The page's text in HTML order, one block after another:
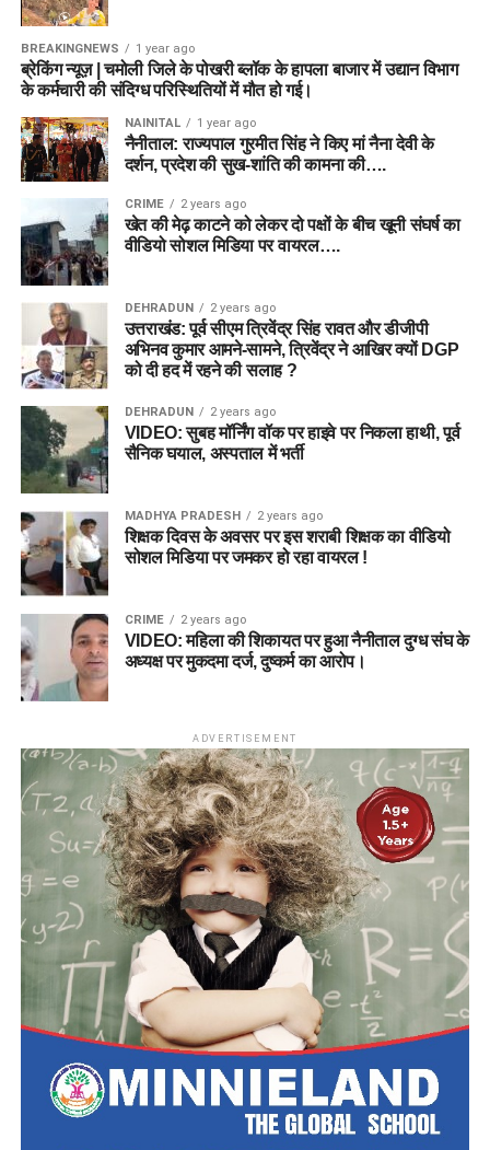
BREAKINGNEWS 1 year ago
ब्रेकिंग न्यूज़ | चमोली जिले के पोखरी ब्लॉक के हापला बाजार में उद्यान विभाग
के कर्मचारी की संदिग्ध परिस्थितियों में मौत हो गई।
NAINITAL 1 year ago
नैनीताल: राज्यपाल गुरमीत सिंह ने किए मां नैना देवी के
दर्शन, प्रदेश की सुख-शांति की कामना की….
CRIME 2 years ago
खेत की मेढ़ काटने को लेकर दो पक्षों के बीच खूनी संघर्ष का
वीडियो सोशल मिडिया पर वायरल….
DEHRADUN 2 years ago
उत्तराखंड: पूर्व सीएम त्रिवेंद्र सिंह रावत और डीजीपी
अभिनव कुमार आमने-सामने, त्रिवेंद्र ने आखिर क्यों DGP
को दी हद में रहने की सलाह ?
DEHRADUN 2 years ago
VIDEO: सुबह मॉर्निंग वॉक पर हाइवे पर निकला हाथी, पूर्व
सैनिक घयाल, अस्पताल में भर्ती
MADHYA PRADESH 2 years ago
शिक्षक दिवस के अवसर पर इस शराबी शिक्षक का वीडियो
सोशल मिडिया पर जमकर हो रहा वायरल !
CRIME 2 years ago
VIDEO: महिला की शिकायत पर हुआ नैनीताल दुग्ध संघ के
अध्यक्ष पर मुकदमा दर्ज, दुष्कर्म का आरोप।
ADVERTISEMENT